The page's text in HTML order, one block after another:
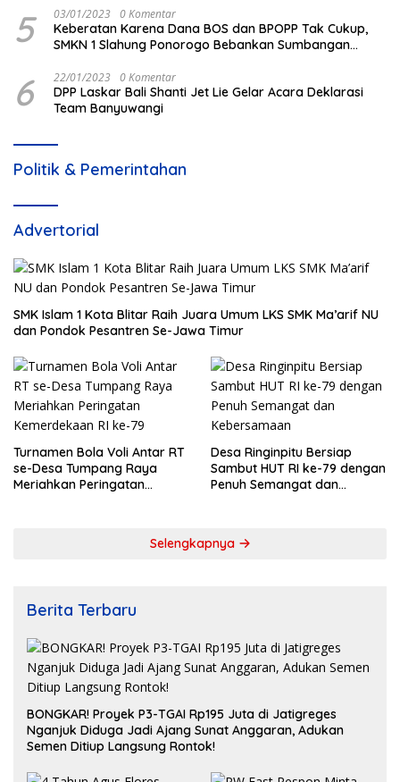
5 03/01/2023 0 Komentar
Keberatan Karena Dana BOS dan BPOPP Tak Cukup,
SMKN 1 Slahung Ponorogo Bebankan Sumbangan
6 22/01/2023 0 Komentar
DPP Laskar Bali Shanti Jet Lie Gelar Acara Deklarasi
Team Banyuwangi
Politik & Pemerintahan
Advertorial
SMK Islam 1 Kota Blitar Raih Juara Umum LKS SMK Ma’arif NU
dan Pondok Pesantren Se-Jawa Timur
Turnamen Bola Voli Antar RT
se-Desa Tumpang Raya
Meriahkan Peringatan
Desa Ringinpitu Bersiap
Sambut HUT RI ke-79 dengan
Penuh Semangat dan
Selengkapnya
Berita Terbaru
BONGKAR! Proyek P3-TGAI Rp195 Juta di Jatigreges
Nganjuk Diduga Jadi Ajang Sunat Anggaran, Adukan
Semen Ditiup Langsung Rontok!